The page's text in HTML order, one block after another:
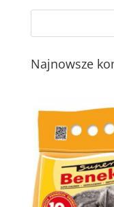
Najnowsze